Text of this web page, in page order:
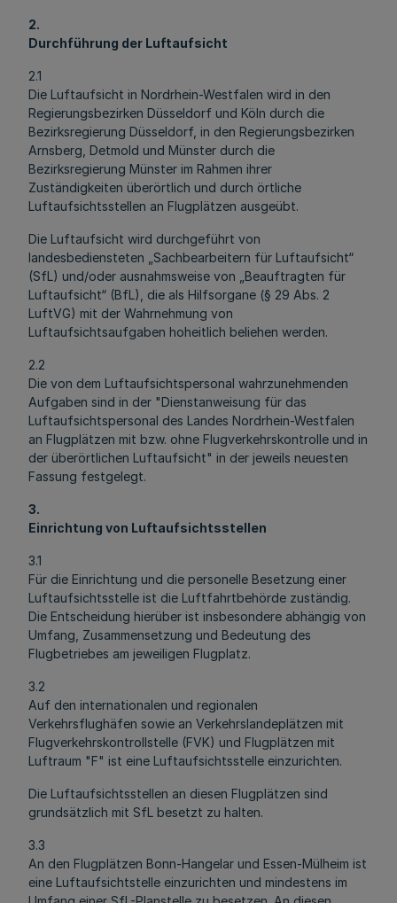
2.
Durchführung der Luftaufsicht
2.1
Die Luftaufsicht in Nordrhein-Westfalen wird in den
Regierungsbezirken Düsseldorf und Köln durch die
Bezirksregierung Düsseldorf, in den Regierungsbezirken
Arnsberg, Detmold und Münster durch die
Bezirksregierung Münster im Rahmen ihrer
Zuständigkeiten überörtlich und durch örtliche
Luftaufsichtsstellen an Flugplätzen ausgeübt.
Die Luftaufsicht wird durchgeführt von
landesbediensteten „Sachbearbeitern für Luftaufsicht“
(SfL) und/oder ausnahmsweise von „Beauftragten für
Luftaufsicht“ (BfL), die als Hilfsorgane (§ 29 Abs. 2
LuftVG) mit der Wahrnehmung von
Luftaufsichtsaufgaben hoheitlich beliehen werden.
2.2
Die von dem Luftaufsichtspersonal wahrzunehmenden
Aufgaben sind in der "Dienstanweisung für das
Luftaufsichtspersonal des Landes Nordrhein-Westfalen
an Flugplätzen mit bzw. ohne Flugverkehrskontrolle und in
der überörtlichen Luftaufsicht" in der jeweils neuesten
Fassung festgelegt.
3.
Einrichtung von Luftaufsichtsstellen
3.1
Für die Einrichtung und die personelle Besetzung einer
Luftaufsichtsstelle ist die Luftfahrtbehörde zuständig.
Die Entscheidung hierüber ist insbesondere abhängig von
Umfang, Zusammensetzung und Bedeutung des
Flugbetriebes am jeweiligen Flugplatz.
3.2
Auf den internationalen und regionalen
Verkehrsflughäfen sowie an Verkehrslandeplätzen mit
Flugverkehrskontrollstelle (FVK) und Flugplätzen mit
Luftraum "F" ist eine Luftaufsichtsstelle einzurichten.
Die Luftaufsichtsstellen an diesen Flugplätzen sind
grundsätzlich mit SfL besetzt zu halten.
3.3
An den Flugplätzen Bonn-Hangelar und Essen-Mülheim ist
eine Luftaufsichtstelle einzurichten und mindestens im